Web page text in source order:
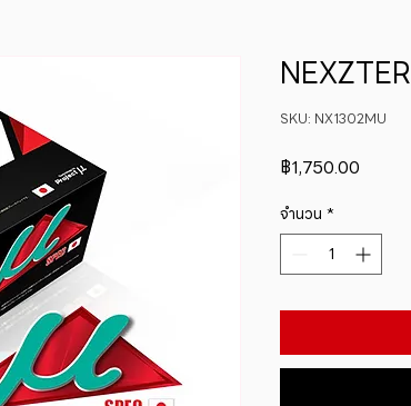
NEXZTER
SKU: NX1302MU
฿1,750.00
จำนวน *